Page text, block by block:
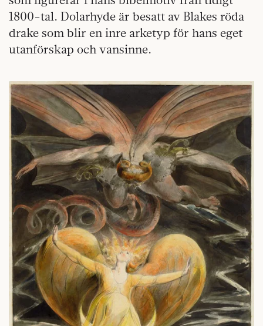
1800-tal. Dolarhyde är besatt av Blakes röda
drake som blir en inre arketyp för hans eget
utanförskap och vansinne.